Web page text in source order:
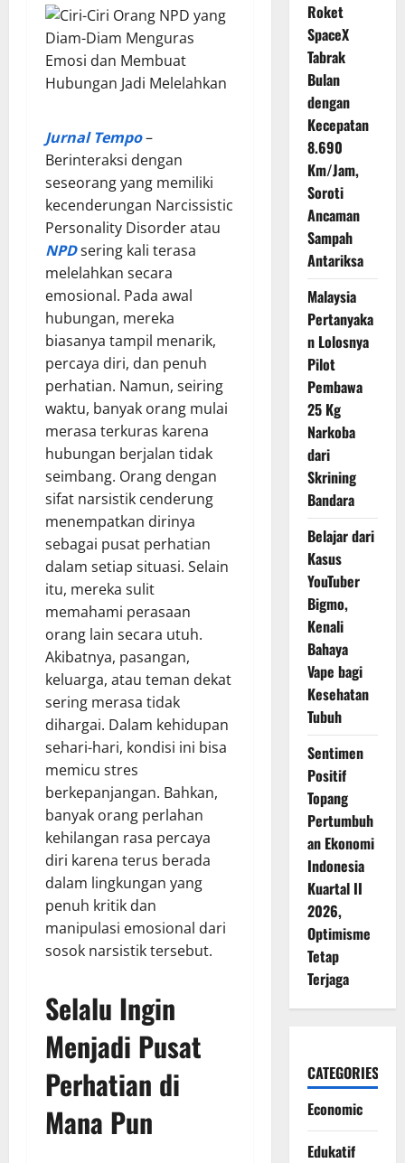
Jurnal Tempo–
Berinteraksi dengan
seseorang yang memiliki
kecenderungan Narcissistic
Personality Disorder atau
NPDsering kali terasa
melelahkan secara
emosional. Pada awal
hubungan, mereka
biasanya tampil menarik,
percaya diri, dan penuh
perhatian. Namun, seiring
waktu, banyak orang mulai
merasa terkuras karena
hubungan berjalan tidak
seimbang. Orang dengan
sifat narsistik cenderung
menempatkan dirinya
sebagai pusat perhatian
dalam setiap situasi. Selain
itu, mereka sulit
memahami perasaan
orang lain secara utuh.
Akibatnya, pasangan,
keluarga, atau teman dekat
sering merasa tidak
dihargai. Dalam kehidupan
sehari-hari, kondisi ini bisa
memicu stres
berkepanjangan. Bahkan,
banyak orang perlahan
kehilangan rasa percaya
diri karena terus berada
dalam lingkungan yang
penuh kritik dan
manipulasi emosional dari
sosok narsistik tersebut.
Selalu Ingin
Menjadi Pusat
Perhatian di
Mana Pun
Roket
SpaceX
Tabrak
Bulan
dengan
Kecepatan
8.690
Km/Jam,
Soroti
Ancaman
Sampah
Antariksa
Malaysia
Pertanyaka
n Lolosnya
Pilot
Pembawa
25 Kg
Narkoba
dari
Skrining
Bandara
Belajar dari
Kasus
YouTuber
Bigmo,
Kenali
Bahaya
Vape bagi
Kesehatan
Tubuh
Sentimen
Positif
Topang
Pertumbuh
an Ekonomi
Indonesia
Kuartal II
2026,
Optimisme
Tetap
Terjaga
CATEGORIES
Economic
Edukatif